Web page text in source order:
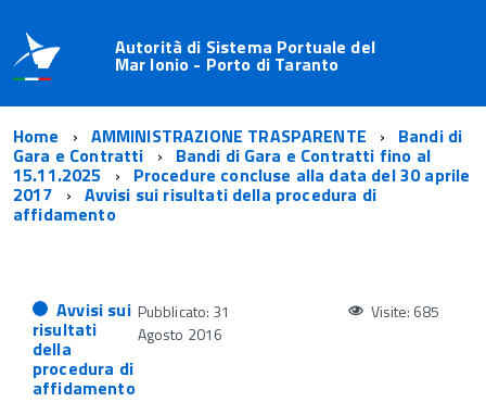
Autorità di Sistema Portuale del
Mar Ionio - Porto di Taranto
Home AMMINISTRAZIONE TRASPARENTE Bandi di
Gara e Contratti Bandi di Gara e Contratti fino al
15.11.2025 Procedure concluse alla data del 30 aprile
2017 Avvisi sui risultati della procedura di
affidamento
Avvisi sui
risultati
della
procedura di
affidamento
Pubblicato: 31
Agosto 2016
Visite: 685